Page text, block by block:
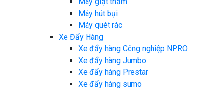
Máy hút bụi
Máy quét rác
Xe Đẩy Hàng
Xe đẩy hàng Công nghiệp NPRO
Xe đẩy hàng Jumbo
Xe đẩy hàng Prestar
Xe đẩy hàng sumo